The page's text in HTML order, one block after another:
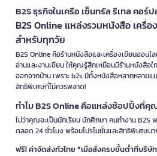
B2S ธุรกิจในเครือ เซ็นทรัล รีเทล คอร์
B2S Online แหล่งรวมหนังสือ เครื่อ
สำหรับทุกวัย
B2S Online คือร้านหนังสือและเครื่องเขียนออน
อ่านและงานเขียน ให้คุณรู้สึกเหมือนมีร้านหนังสือ
ออกจากบ้าน เพราะ b2s มีทั้งหนังสือหลากหลาย
สิทธิพิเศษที่ไม่ควรพลาด!
ทำไม B2S Online คือแหล่งช้อปปิ้งที่คุ
ไม่ว่าคุณจะเป็นนักเรียน นักศึกษา คนทำงาน
ตลอด 24 ชั่วโมง พร้อมโปรโมชั่นและสิทธิพิเศษม
ฟรี! ค่าจัดส่งทั่วไทย *เมื่อสั่งครบขั้นต่ำที่บริษั